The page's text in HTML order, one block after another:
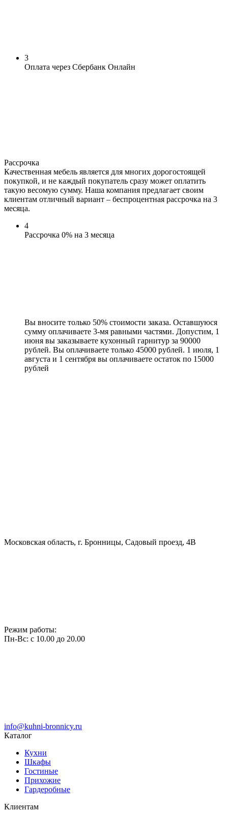
3
Оплата через Сбербанк Онлайн
Рассрочка
Качественная мебель является для многих дорогостоящей
покупкой, и не каждый покупатель сразу может оплатить
такую весомую сумму. Наша компания предлагает своим
клиентам отличный вариант – беспроцентная рассрочка на 3
месяца.
4
Рассрочка 0% на 3 месяца
Вы вносите только 50% стоимости заказа. Оставшуюся
сумму оплачиваете 3-мя равными частями. Допустим, 1
июня вы заказываете кухонный гарнитур за 90000
рублей. Вы оплачиваете только 45000 рублей. 1 июля, 1
августа и 1 сентября вы оплачиваете остаток по 15000
рублей
Московская область, г. Бронницы, Садовый проезд, 4В
Режим работы:
Пн-Вс: с 10.00 до 20.00
info@kuhni-bronnicy.ru
Каталог
Кухни
Шкафы
Гостиные
Прихожие
Гардеробные
Клиентам